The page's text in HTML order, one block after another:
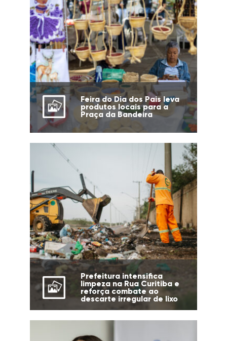
Feira do Dia dos Pais leva
produtos locais para a
Praça da Bandeira
Prefeitura intensifica
limpeza na Rua Curitiba e
reforça combate ao
descarte irregular de lixo